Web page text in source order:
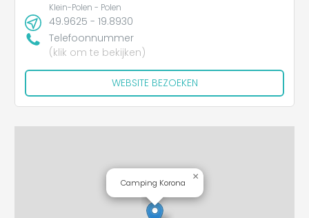
Klein-Polen - Polen
49.9625 - 19.8930
Telefoonnummer
(klik om te bekijken)
WEBSITE BEZOEKEN
Camping Korona
×